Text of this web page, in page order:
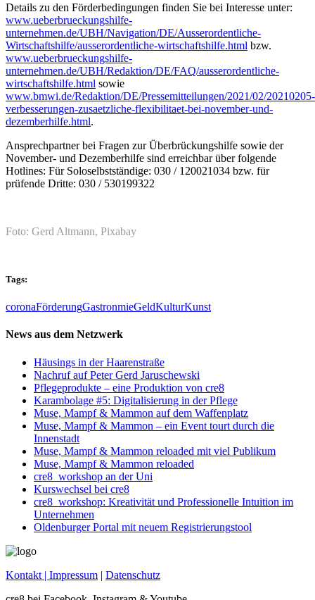
Details zu den Förderbedingungen finden Sie bei Interesse unter:
www.ueberbrueckungshilfe-
unternehmen.de/UBH/Navigation/DE/Ausserordentliche-
Wirtschaftshilfe/ausserordentliche-wirtschaftshilfe.html bzw.
www.ueberbrueckungshilfe-
unternehmen.de/UBH/Redaktion/DE/FAQ/ausserordentliche-
wirtschaftshilfe.html sowie
www.bmwi.de/Redaktion/DE/Pressemitteilungen/2021/02/20210205-
verbesserungen-zusaetzliche-flexibilitaet-bei-november-und-
dezemberhilfe.html.
Ansprechpartner bei Fragen zur Überbrückungshilfe sowie der
November- und Dezemberhilfe sind erreichbar über folgende
Hotlines: Für Soloselbstständige: 030 / 120021034 bzw. für
prüfende Dritte: 030 / 530199322
Foto: Gerd Altmann, Pixabay
Tags:
coronaFörderungGastronmieGeldKulturKunst
News aus dem Netzwerk
Häusings in der Haarenstraße
Nachruf auf Peter Gerd Jaruschewski
Pflegeprodukte – eine Produktion von cre8
Karambolage #5: Digitalisierung in der Pflege
Muse, Mampf & Mammon auf dem Waffenplatz
Muse, Mampf & Mammon – ein Event tourt durch die
Innenstadt
Muse, Mampf & Mammon reloaded mit viel Publikum
Muse, Mampf & Mammon reloaded
cre8_workshop an der Uni
Kurswechsel bei cre8
cre8_workshop: Kreativität und Professionelle Intuition im
Unternehmen
Oldenburger Portal mit neuem Registrierungstool
Kontakt | Impressum | Datenschutz